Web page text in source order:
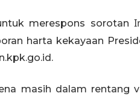
merespons sorotan
harta kekayaan
masih dalam rentang